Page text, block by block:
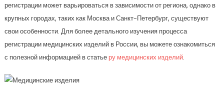
регистрации может варьироваться в зависимости от региона, однако в
крупных городах, таких как Москва и Санкт-Петербург, существуют
свои особенности. Для более детального изучения процесса
регистрации медицинских изделий в России, вы можете ознакомиться
с полезной информацией в статьеру медицинских изделий.